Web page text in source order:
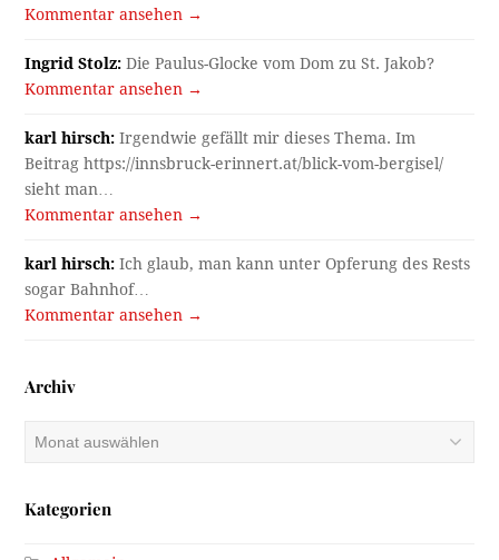
Kommentar ansehen →
Ingrid Stolz: Die Paulus-Glocke vom Dom zu St. Jakob?
Kommentar ansehen →
karl hirsch: Irgendwie gefällt mir dieses Thema. Im
Beitrag https://innsbruck-erinnert.at/blick-vom-bergisel/
sieht man…
Kommentar ansehen →
karl hirsch: Ich glaub, man kann unter Opferung des Rests
sogar Bahnhof…
Kommentar ansehen →
Archiv
Kategorien